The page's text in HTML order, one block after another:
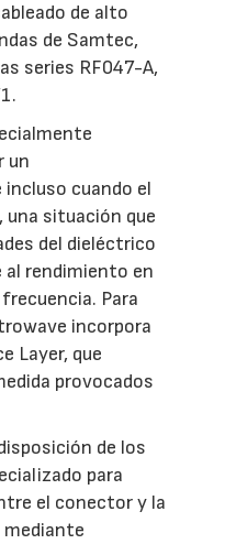
de alto
de Samtec,
series RF047-A,
un
cuando el
una situación que
del dieléctrico
rendimiento en
Para
incorpora
Layer, que
provocados
de los
para
el conector y la
mediante